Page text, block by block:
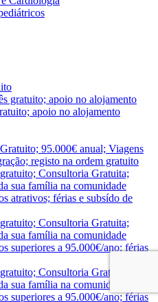
gratuito; apoio no alojamento
apoio no alojamento
95.000€ anual; Viagens
registo na ordem gratuito
Consultoria Gratuita;
sua família na comunidade
atrativos; férias e subsído de
Consultoria Gratuita;
sua família na comunidade
superiores a 95.000€/ano; férias
Consultoria Gratuita;
sua família na comunidade
superiores a 95.000€/ano; férias